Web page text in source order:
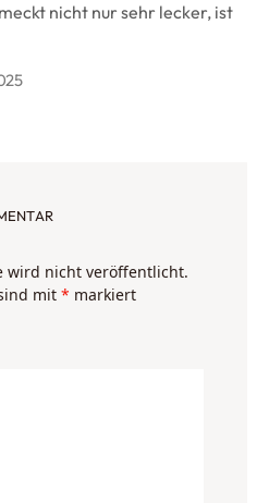
nicht nur sehr lecker, ist
wird nicht veröffentlicht.
mit * markiert